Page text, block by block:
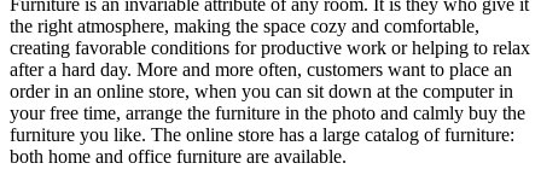
Furniture is an invariable attribute of any room. It is they who give it
the right atmosphere, making the space cozy and comfortable,
creating favorable conditions for productive work or helping to relax
after a hard day. More and more often, customers want to place an
order in an online store, when you can sit down at the computer in
your free time, arrange the furniture in the photo and calmly buy the
furniture you like. The online store has a large catalog of furniture:
both home and office furniture are available.